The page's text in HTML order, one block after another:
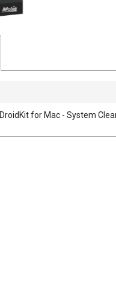
DroidKit for Mac - System